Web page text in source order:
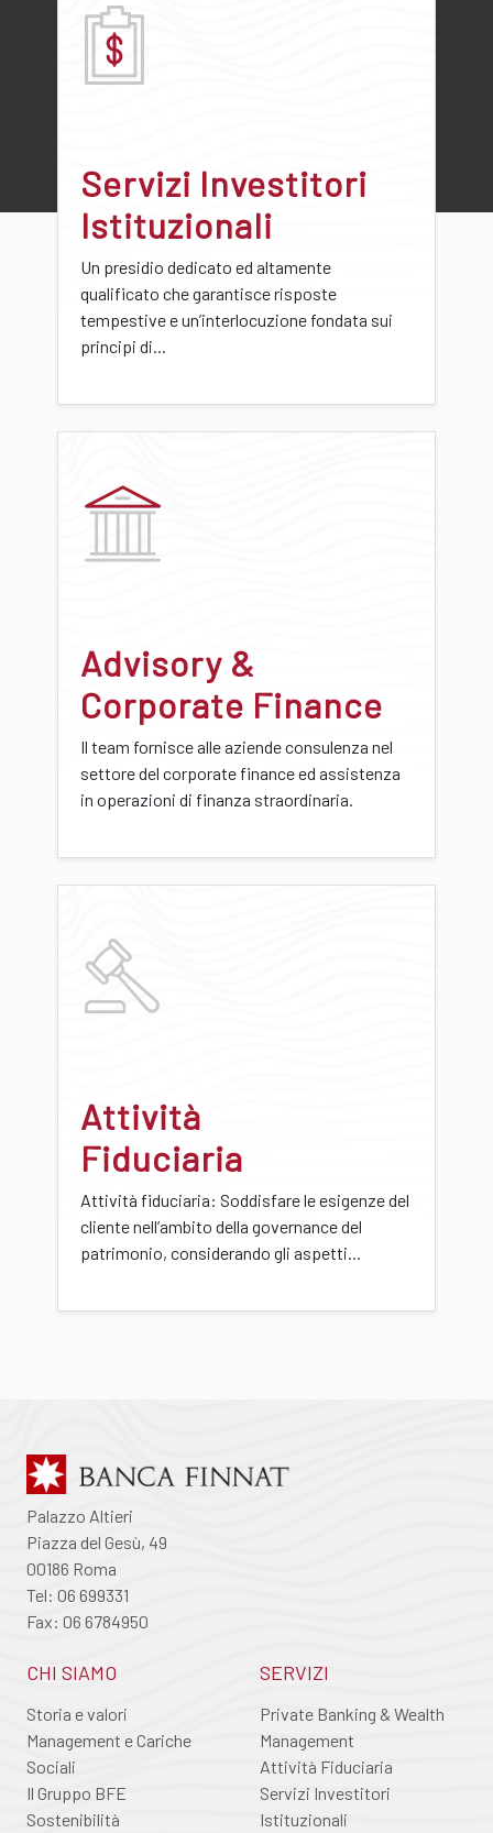
Servizi Investitori
Istituzionali
Un presidio dedicato ed altamente
qualificato che garantisce risposte
tempestive e un’interlocuzione fondata sui
principi di...
Advisory &
Corporate Finance
Il team fornisce alle aziende consulenza nel
settore del corporate finance ed assistenza
in operazioni di finanza straordinaria.
Attività
Fiduciaria
Attività fiduciaria: Soddisfare le esigenze del
cliente nell’ambito della governance del
patrimonio, considerando gli aspetti...
Palazzo Altieri
Piazza del Gesù, 49
00186 Roma
Tel: 06 699331
Fax: 06 6784950
CHI SIAMO
Storia e valori
Management e Cariche
Sociali
Il Gruppo BFE
Sostenibilità
SERVIZI
Private Banking & Wealth
Management
Attività Fiduciaria
Servizi Investitori
Istituzionali